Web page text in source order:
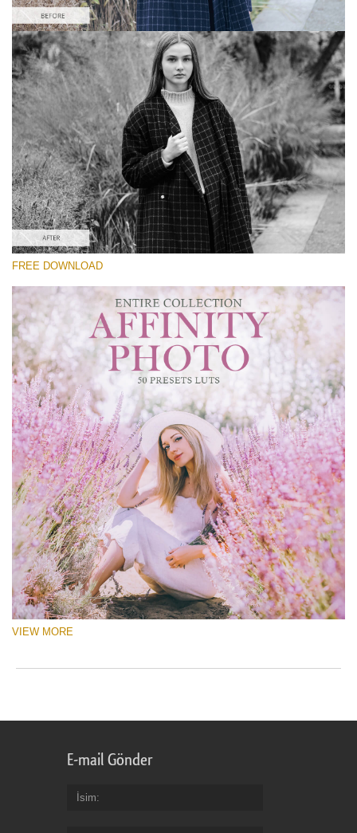
Lütfen seçin
Free Affinity Preset #10
Premium Collection
Ücretsiz indirin
FREE DOWNLOAD
VIEW MORE
E-mail Gönder
İsim